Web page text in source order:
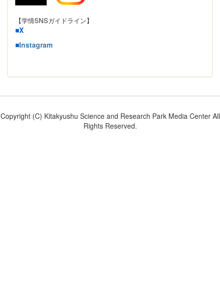
【学情SNSガイドライン】
■X
■Instagram
Copyright (C) Kitakyushu Science and Research Park Media Center All
Rights Reserved.